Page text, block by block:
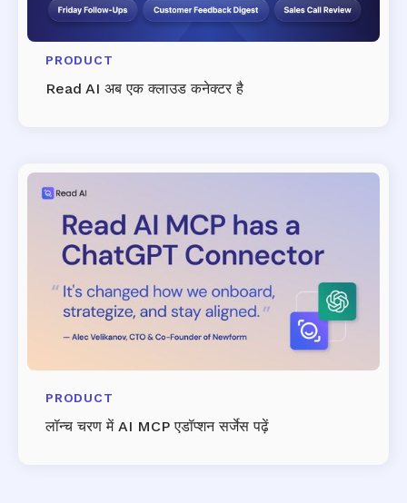
PRODUCT
Read AI अब एक क्लाउड कनेक्टर है
PRODUCT
लॉन्च चरण में AI MCP एडॉप्शन सर्जेस पढ़ें